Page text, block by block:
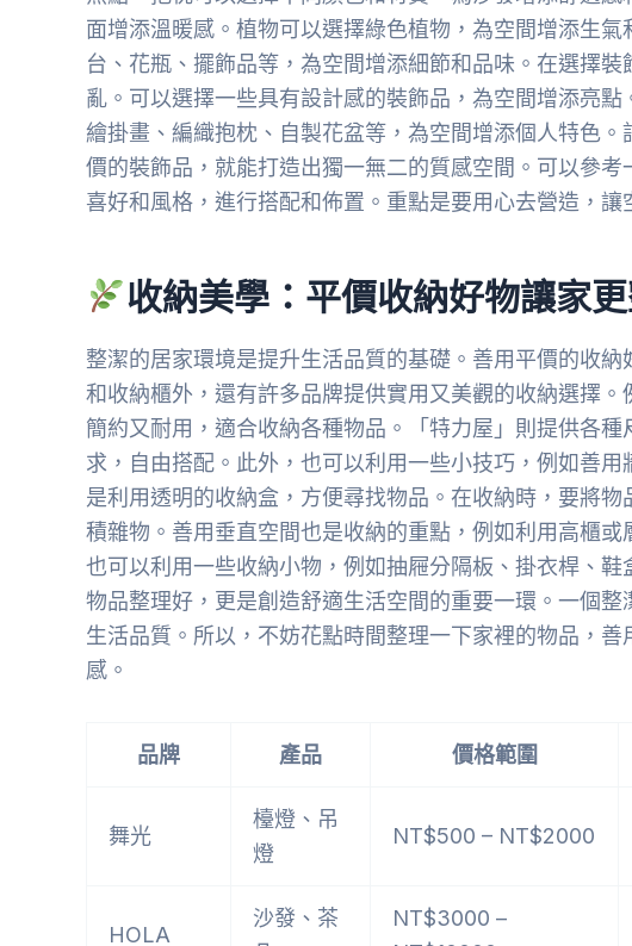
面增添溫暖感。植物可以選擇綠色植物，為空間增添生
台、花瓶、擺飾品等，為空間增添細節和品味。在選擇
亂。可以選擇一些具有設計感的裝飾品，為空間增添亮
繪掛畫、編織抱枕、自製花盆等，為空間增添個人特色
價的裝飾品，就能打造出獨一無二的質感空間。可以參
喜好和風格，進行搭配和佈置。重點是要用心去營造，讓
收納美學：平價收納好物讓家
整潔的居家環境是提升生活品質的基礎。善用平價的收
和收納櫃外，還有許多品牌提供實用又美觀的收納選擇
簡約又耐用，適合收納各種物品。「特力屋」則提供各
求，自由搭配。此外，也可以利用一些小技巧，例如善
是利用透明的收納盒，方便尋找物品。在收納時，要將
積雜物。善用垂直空間也是收納的重點，例如利用高櫃
也可以利用一些收納小物，例如抽屜分隔板、掛衣桿、
物品整理好，更是創造舒適生活空間的重要一環。一個
生活品質。所以，不妨花點時間整理一下家裡的物品，
感。
品牌 產品 價格範圍
舞光
檯燈、吊
燈
NT$500 – NT$2000
HOLA
沙發、茶
NT$3000 –